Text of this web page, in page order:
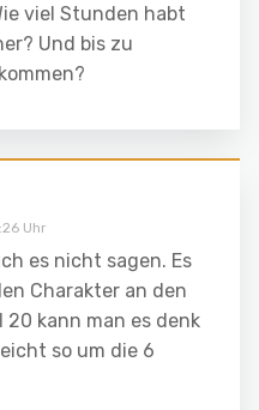
viel Stunden habt
Und bis zu
Uhr
es nicht sagen. Es
Charakter an den
20 kann man es denk
so um die 6